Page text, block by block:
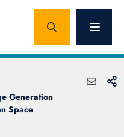
Generation
Space